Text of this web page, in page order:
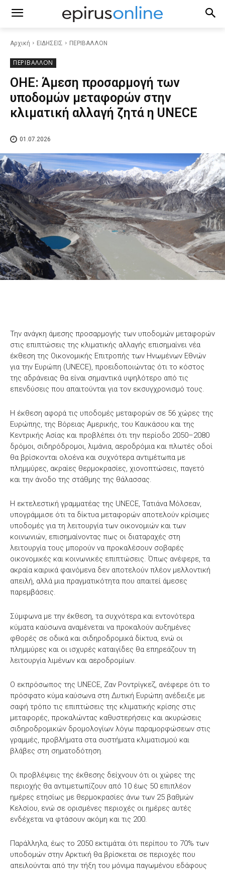
Αρχική ΕΙΔΗΣΕΙΣ ΠΕΡΙΒΑΛΛΟΝ
ΠΕΡΙΒΑΛΛΟΝ
ΟΗΕ: Άμεση προσαρμογή των
υποδομών μεταφορών στην
κλιματική αλλαγή ζητά η UNECE
01.07.2026
Την ανάγκη άμεσης προσαρμογής των υποδομών μεταφορών
στις επιπτώσεις της κλιματικής αλλαγής επισημαίνει νέα
έκθεση της Οικονομικής Επιτροπής των Ηνωμένων Εθνών
για την Ευρώπη (UNECE), προειδοποιώντας ότι το κόστος
της αδράνειας θα είναι σημαντικά υψηλότερο από τις
επενδύσεις που απαιτούνται για τον εκσυγχρονισμό τους.
Η έκθεση αφορά τις υποδομές μεταφορών σε 56 χώρες της
Ευρώπης, της Βόρειας Αμερικής, του Καυκάσου και της
Κεντρικής Ασίας και προβλέπει ότι την περίοδο 2050–2080
δρόμοι, σιδηρόδρομοι, λιμάνια, αεροδρόμια και πλωτές οδοί
θα βρίσκονται ολοένα και συχνότερα αντιμέτωπα με
πλημμύρες, ακραίες θερμοκρασίες, χιονοπτώσεις, παγετό
και την άνοδο της στάθμης της θάλασσας.
Η εκτελεστική γραμματέας της UNECE, Τατιάνα Μόλσεαν,
υπογράμμισε ότι τα δίκτυα μεταφορών αποτελούν κρίσιμες
υποδομές για τη λειτουργία των οικονομιών και των
κοινωνιών, επισημαίνοντας πως οι διαταραχές στη
λειτουργία τους μπορούν να προκαλέσουν σοβαρές
οικονομικές και κοινωνικές επιπτώσεις. Όπως ανέφερε, τα
ακραία καιρικά φαινόμενα δεν αποτελούν πλέον μελλοντική
απειλή, αλλά μια πραγματικότητα που απαιτεί άμεσες
παρεμβάσεις.
Σύμφωνα με την έκθεση, τα συχνότερα και εντονότερα
κύματα καύσωνα αναμένεται να προκαλούν αυξημένες
φθορές σε οδικά και σιδηροδρομικά δίκτυα, ενώ οι
πλημμύρες και οι ισχυρές καταιγίδες θα επηρεάζουν τη
λειτουργία λιμένων και αεροδρομίων.
Ο εκπρόσωπος της UNECE, Ζαν Ροντρίγκεζ, ανέφερε ότι το
πρόσφατο κύμα καύσωνα στη Δυτική Ευρώπη ανέδειξε με
σαφή τρόπο τις επιπτώσεις της κλιματικής κρίσης στις
μεταφορές, προκαλώντας καθυστερήσεις και ακυρώσεις
σιδηροδρομικών δρομολογίων λόγω παραμορφώσεων στις
γραμμές, προβλήματα στα συστήματα κλιματισμού και
βλάβες στη σηματοδότηση.
Οι προβλέψεις της έκθεσης δείχνουν ότι οι χώρες της
περιοχής θα αντιμετωπίζουν από 10 έως 50 επιπλέον
ημέρες ετησίως με θερμοκρασίες άνω των 25 βαθμών
Κελσίου, ενώ σε ορισμένες περιοχές οι ημέρες αυτές
ενδέχεται να φτάσουν ακόμη και τις 200.
Παράλληλα, έως το 2050 εκτιμάται ότι περίπου το 70% των
υποδομών στην Αρκτική θα βρίσκεται σε περιοχές που
απειλούνται από την τήξη του μόνιμα παγωμένου εδάφους